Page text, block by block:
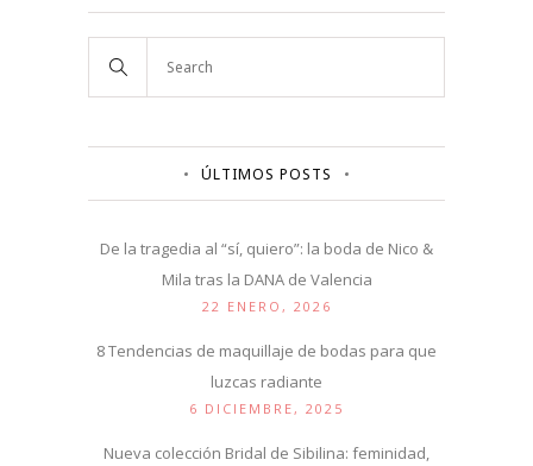
ÚLTIMOS POSTS
De la tragedia al “sí, quiero”: la boda de Nico &
Mila tras la DANA de Valencia
22 ENERO, 2026
8 Tendencias de maquillaje de bodas para que
luzcas radiante
6 DICIEMBRE, 2025
Nueva colección Bridal de Sibilina: feminidad,